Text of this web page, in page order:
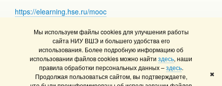
Мы используем файлы cookies для улучшения работы
сайта НИУ ВШЭ и большего удобства его
использования. Более подробную информацию об
использовании файлов cookies можно найти здесь, наши
правила обработки персональных данных –здесь.
Продолжая пользоваться сайтом, вы подтверждаете,
✖
https://elearning.hse.ru/mooc
© НИУ ВШЭ 1993–2026
Адреса и контакты
Условия использования материалов